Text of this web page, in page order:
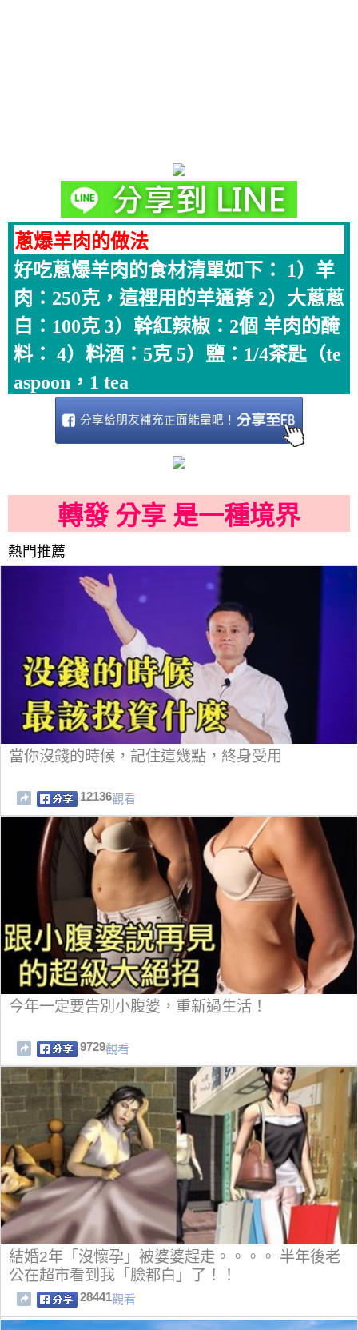
蔥爆羊肉的做法
好吃蔥爆羊肉的食材清單如下： 1）羊
肉：250克，這裡用的羊通脊 2）大蔥蔥
白：100克 3）幹紅辣椒：2個 羊肉的醃
料： 4）料酒：5克 5）鹽：1/4茶匙（te
aspoon，1 tea
轉發 分享 是一種境界
熱門推薦
當你沒錢的時候，記住這幾點，終身受用
12136觀看
今年一定要告別小腹婆，重新過生活！
9729觀看
結婚2年「沒懷孕」被婆婆趕走。。。。 半年後老
公在超市看到我「臉都白」了！！
28441觀看